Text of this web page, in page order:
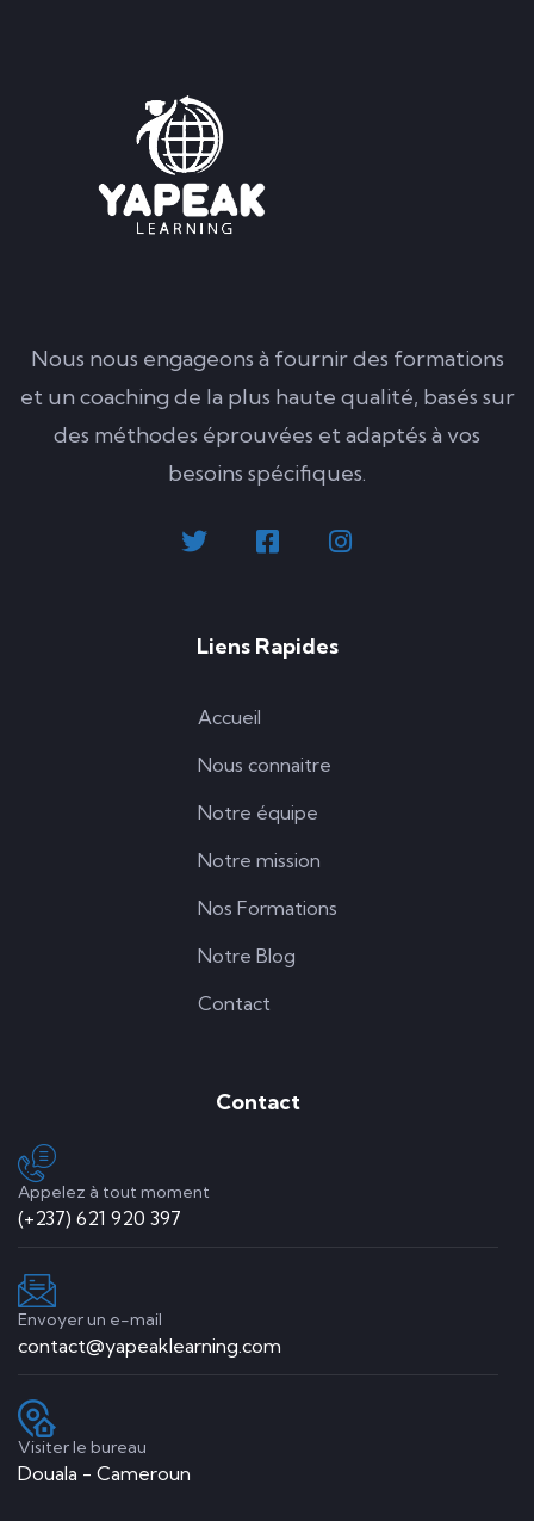
Nous nous engageons à fournir des formations
et un coaching de la plus haute qualité, basés sur
des méthodes éprouvées et adaptés à vos
besoins spécifiques.
Liens Rapides
Accueil
Nous connaitre
Notre équipe
Notre mission
Nos Formations
Notre Blog
Contact
Contact
Appelez à tout moment
(+237) 621 920 397
Envoyer un e-mail
contact@yapeaklearning.com
Visiter le bureau
Douala - Cameroun